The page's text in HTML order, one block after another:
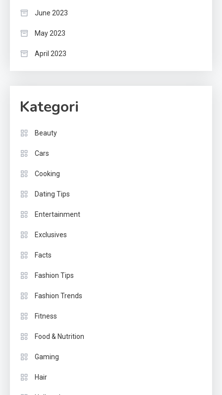
June 2023
May 2023
April 2023
Kategori
Beauty
Cars
Cooking
Dating Tips
Entertainment
Exclusives
Facts
Fashion Tips
Fashion Trends
Fitness
Food & Nutrition
Gaming
Hair